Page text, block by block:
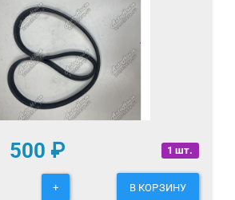
1 шт.
500 ₽
+ В КОРЗИНУ